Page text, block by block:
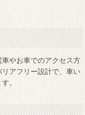
やお車でのアクセス方
アフリー設計で、車い
。